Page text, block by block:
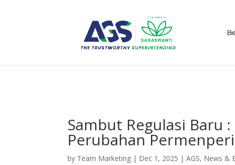
Sambut Regulasi Baru :
Perubahan
by Team Marketing | Dec 1, 2025 |AGS, News &